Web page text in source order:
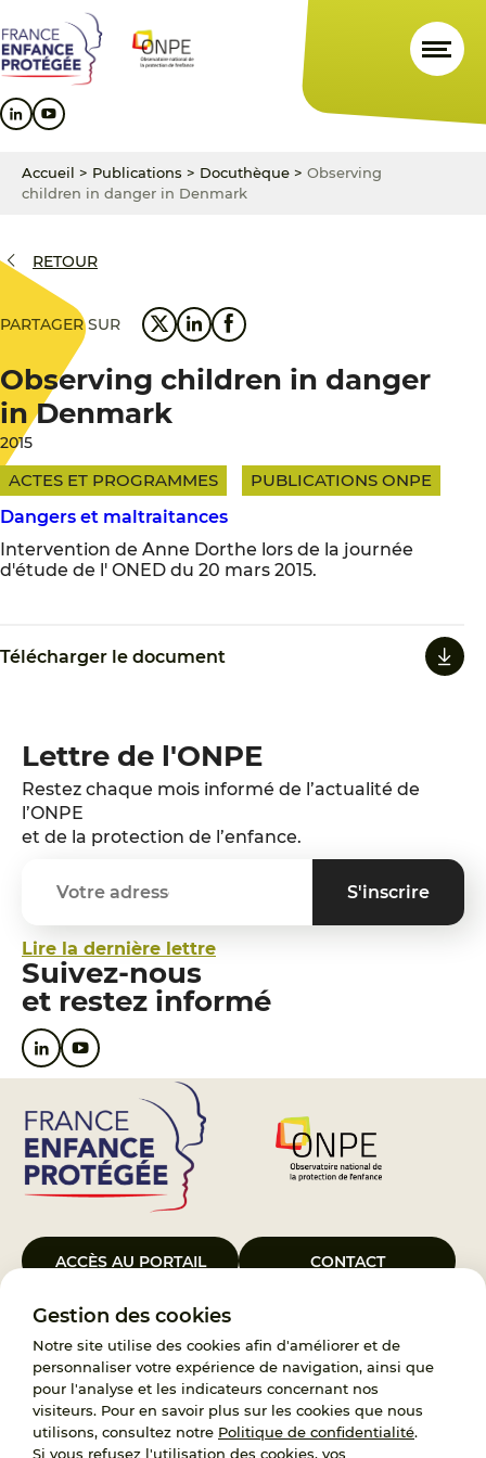
Gestion des cookies
Notre site utilise des cookies afin d'améliorer et de
personnaliser votre expérience de navigation, ainsi que
pour l'analyse et les indicateurs concernant nos
visiteurs. Pour en savoir plus sur les cookies que nous
utilisons, consultez notre Politique de confidentialité.
Si vous refusez l'utilisation des cookies, vos
au
contenu
principal
au
menu
principal
au
pied
de
Accueil > Publications > Docuthèque > Observing
children in danger in Denmark
RETOUR
PARTAGER SUR
Observing children in danger
in Denmark
2015
ACTES ET PROGRAMMES
PUBLICATIONS ONPE
Dangers et maltraitances
Intervention de Anne Dorthe lors de la journée
d'étude de l' ONED du 20 mars 2015.
Télécharger le document
Lettre de l'ONPE
Restez chaque mois informé de l’actualité de
l’ONPE
et de la protection de l’enfance.
Lire la dernière lettre
Suivez-nous
et restez informé
ACCÈS AU PORTAIL CONTACT
Le Groupement d’Intérêt Public France Enfance Protégée, créé le 5
janvier 2023, a pour objet d’assurer les missions de service public du
119, d’accompagnement des adoptants et de traitement des
demandes d’accès aux origines personnelles. France Enfance
Protégée est également un observatoire et une ressource pour
l’ensemble des professionnels, ainsi qu’un appui à l’élaboration de la
politique publique à travers le soutien à l’activité des conseils